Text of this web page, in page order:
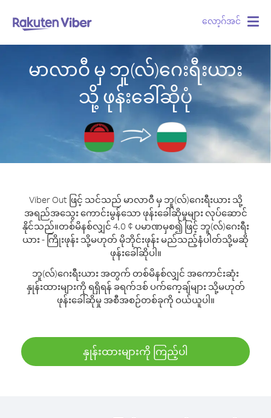
လော့ဂ်အင်
မာလာဝီ မှ ဘူ(လ်)ဂေးရီးယား
သို့ ဖုန်းခေါ်ဆိုပုံ
Viber Out ဖြင့် သင်သည် မာလာဝီ မှ ဘူ(လ်)ဂေးရီးယား သို့
အရည်အသွေး ကောင်းမွန်သော ဖုန်းခေါ်ဆိုမှုများ လုပ်ဆောင်
နိုင်သည်။တစ်မိနစ်လျှင် 4.0 ¢ ပမာဏမှစ၍ ဖြင့် ဘူ(လ်)ဂေးရီး
ယား - ကြိုးဖုန်း သို့မဟုတ် မိုဘိုင်းဖုန်း မည်သည့်နံပါတ်သို့မဆို
ဖုန်းခေါ်ဆိုပါ။
ဘူ(လ်)ဂေးရီးယား အတွက် တစ်မိနစ်လျှင် အကောင်းဆုံး
နှုန်းထားများကို ရရှိရန် ခရက်ဒစ် ပက်ကေ့ချ်များ သို့မဟုတ်
ဖုန်းခေါ်ဆိုမှု အစီအစဉ်တစ်ခုကို ဝယ်ယူပါ။
နှုန်းထားများကို ကြည့်ပါ